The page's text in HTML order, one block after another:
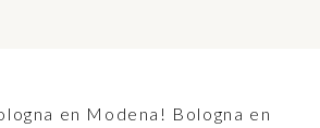
en Modena! Bologna en